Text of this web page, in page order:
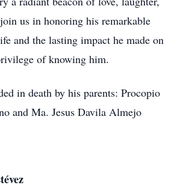
us in honoring his remarkable
and the lasting impact he made on
of knowing him.
in death by his parents: Procopio
and Ma. Jesus Davila Almejo